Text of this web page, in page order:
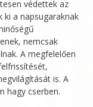
védettek az
ki a napsugaraknak
nemcsak
A megfelelően
is. A
hagy cserben.